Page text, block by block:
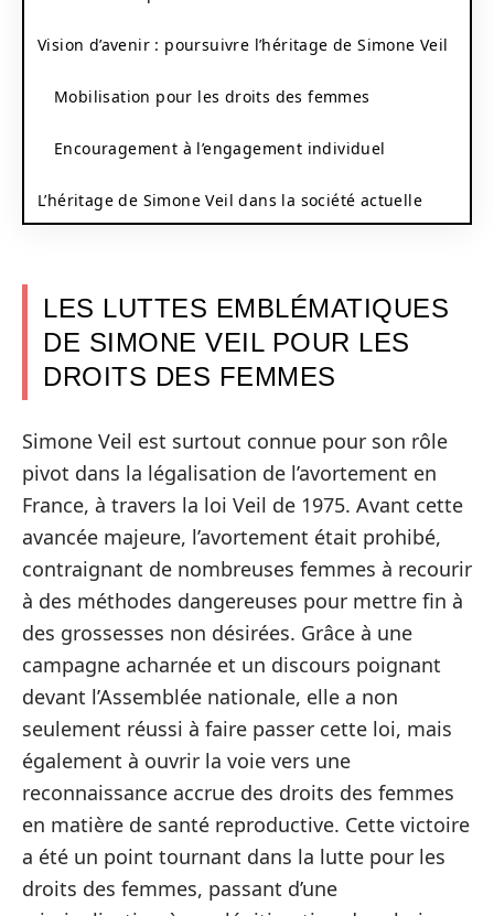
Vision d’avenir : poursuivre l’héritage de Simone Veil
Mobilisation pour les droits des femmes
Encouragement à l’engagement individuel
L’héritage de Simone Veil dans la société actuelle
LES LUTTES EMBLÉMATIQUES
DE SIMONE VEIL POUR LES
DROITS DES FEMMES
Simone Veil est surtout connue pour son rôle
pivot dans la légalisation de l’avortement en
France, à travers la loi Veil de 1975. Avant cette
avancée majeure, l’avortement était prohibé,
contraignant de nombreuses femmes à recourir
à des méthodes dangereuses pour mettre fin à
des grossesses non désirées. Grâce à une
campagne acharnée et un discours poignant
devant l’Assemblée nationale, elle a non
seulement réussi à faire passer cette loi, mais
également à ouvrir la voie vers une
reconnaissance accrue des droits des femmes
en matière de santé reproductive. Cette victoire
a été un point tournant dans la lutte pour les
droits des femmes, passant d’une